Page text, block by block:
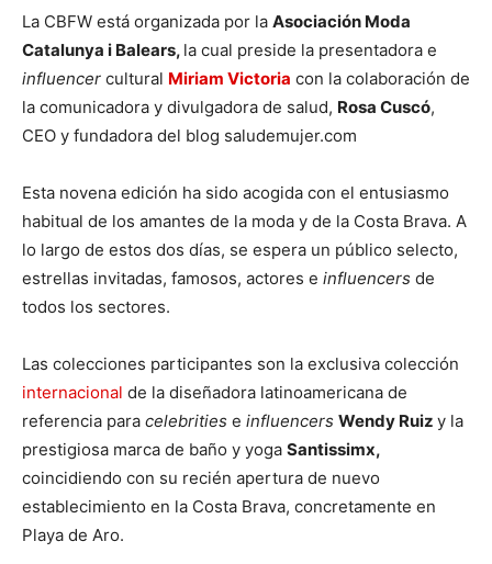
La CBFW está organizada por la Asociación Moda
Catalunya i Balears, la cual preside la presentadora e
influencer cultural Miriam Victoria con la colaboración de
la comunicadora y divulgadora de salud, Rosa Cuscó,
CEO y fundadora del blog saludemujer.com
Esta novena edición ha sido acogida con el entusiasmo
habitual de los amantes de la moda y de la Costa Brava. A
lo largo de estos dos días, se espera un público selecto,
estrellas invitadas, famosos, actores e influencers de
todos los sectores.
Las colecciones participantes son la exclusiva colección
internacional de la diseñadora latinoamericana de
referencia para celebrities e influencers Wendy Ruiz y la
prestigiosa marca de baño y yoga Santissimx,
coincidiendo con su recién apertura de nuevo
establecimiento en la Costa Brava, concretamente en
Playa de Aro.